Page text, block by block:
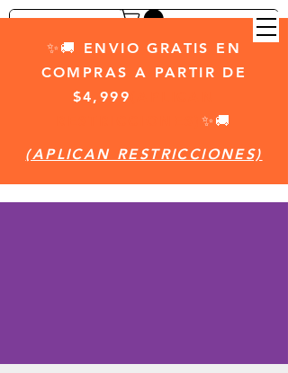
✨🚚 ENVIO GRATIS EN
COMPRAS A PARTIR DE
$4,999
✨🚚
(APLICAN RESTRICCIONES)